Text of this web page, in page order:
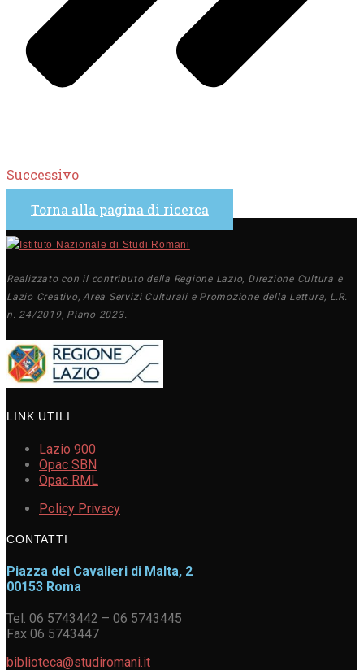
Successivo
Torna alla pagina di ricerca
Realizzato con il contributo della Regione Lazio, Direzione Cultura e
Lazio Creativo, Area Servizi Culturali e Promozione della Lettura, L.R.
n. 24/2019, Piano 2023.
LINK UTILI
Lazio 900
Opac SBN
Opac RML
Policy Privacy
CONTATTI
Piazza dei Cavalieri di Malta, 2
00153 Roma
Tel. 06 5743442 – 06 5743445
Fax 06 5743447
biblioteca@studiromani.it